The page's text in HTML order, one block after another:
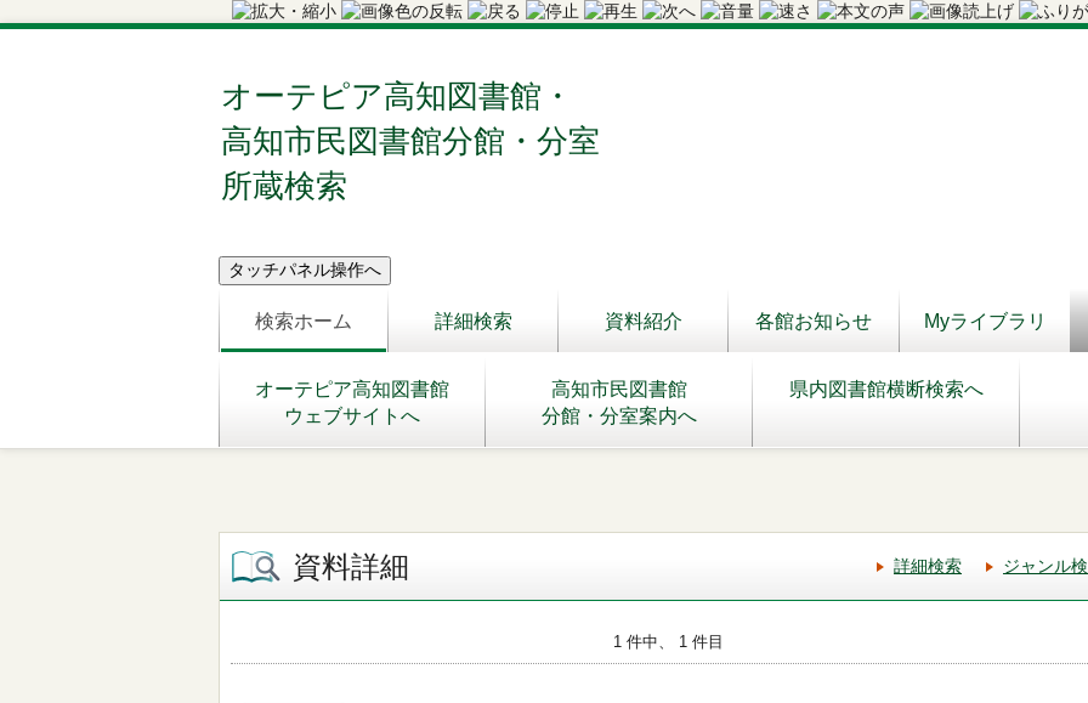
オーテピア高知図書館・
高知市民図書館分館・分室
所蔵検索
検索ホーム 詳細検索 資料紹介 各館お知らせ Myライブラリ
オーテピア高知図書館
ウェブサイトへ
高知市民図書館
分館・分室案内へ
県内図書館横断検索へ
資料詳細 詳細検索 ジャンル
1 件中、 1 件目